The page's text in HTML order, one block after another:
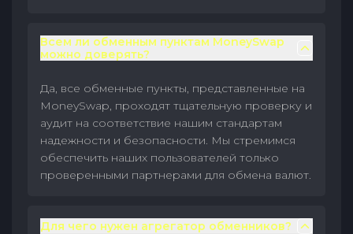
Всем ли обменным пунктам MoneySwap
можно доверять?
Да, все обменные пункты, представленные на
MoneySwap, проходят тщательную проверку и
аудит на соответствие нашим стандартам
надежности и безопасности. Мы стремимся
обеспечить наших пользователей только
проверенными партнерами для обмена валют.
Для чего нужен агрегатор обменников?